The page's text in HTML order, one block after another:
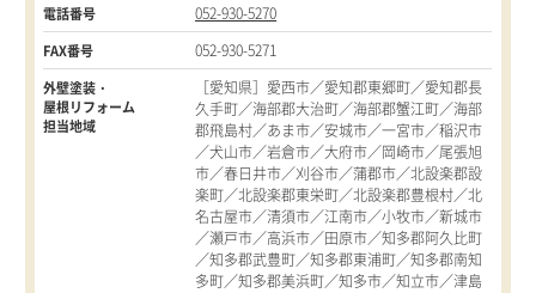
電話番号
052-930-5270
FAX番号
052-930-5271
外壁塗装・
屋根リフォーム
担当地域
［愛知県］愛西市／愛知郡東郷町／愛知郡長
久手町／海部郡大治町／海部郡蟹江町／海部
郡飛島村／あま市／安城市／一宮市／稲沢市
／犬山市／岩倉市／大府市／岡崎市／尾張旭
市／春日井市／刈谷市／蒲郡市／北設楽郡設
楽町／北設楽郡東栄町／北設楽郡豊根村／北
名古屋市／清須市／江南市／小牧市／新城市
／瀬戸市／高浜市／田原市／知多郡阿久比町
／知多郡武豊町／知多郡東浦町／知多郡南知
多町／知多郡美浜町／知多市／知立市／津島